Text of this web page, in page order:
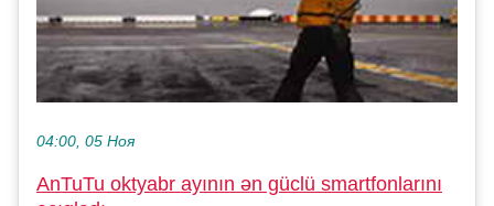
04:00, 05 Ноя
AnTuTu oktyabr ayının ən güclü smartfonlarını